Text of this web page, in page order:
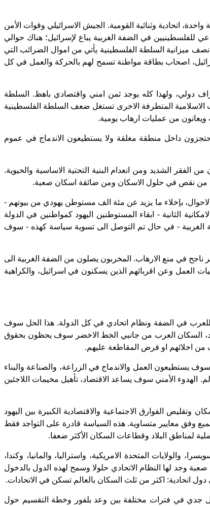
اتحادية وثنائية القومية. الجيش الاسرائيلي وقوات الأمن
التي تتم التجارة بها في السلطة الفلسطينية؛ 85% من الانتاج الصناعي والزراعي للفلسطينيين في الضفة الغربية يباع لإسرائيل؛ هناك حوالي
وحوالي نصف ميزانية السلطة الفلسطينية يأتي من اموال الضرائب التي
الشرقية) هم من سكان اسرائيل، اصحاب بطاقة مواطنة تسمح لهم بالحركة والعمل في كل
دولي، ولهذا كله يوجد ثمن امني واقتصادي باهظ. السلطة
الاسلامية المتطرفة الاخرى تستغل ضعف السلطة الفلسطينية
ويعانون من عمليات ارهاب يومية.
داخل منطقة مغلقة ولا يستطيعون الاندماج في عموم
الشديد ومن انعدام البنية التحتية الاساسية والحيوية.
من نقص في حلول الاسكان ومن ضائقة اسكان صعبة.
بإخلاء ما يزيد عن مئة الف مستوطن يهودي من بيوتهم -
الثانية - ابقاء المستوطنين اليهود كمواطنين في الدولة
الغربية - في حال تم التوصل الى تسوية سياسة كهذه - سوف
ناجح في منع الارهاب. المخربون يصلون من الضفة الغربية الى
العمل وعن اقربائهم الذين يسكنون في اسرائيل، والكراهية
للعرب في الضفة ونظام اتحادي في كل الدولة. هذا الحل سوف
السكان العرب من جانبي الخط الاخضر سوف يحظون بحقوق
من اخلائهم او فرض المقاطعة عليهم.
يستطيعون العمل والاندماج في الزراعة، والصناعة والبناء
الهدوء الأمني سوف يساعد الاقتصاد، تأهيل مخيمات اللاجئين
وتقليص الفوارق الاجتماعية والاقتصادية الكبيرة بين اليهود
وفق معايير متساوية. هذه السياسة قادرة على التواجد فقط
لمناطق البلاد وقطاعات السكان الأكثر ضعفا.
سويسرا، والولايات المتحدة الامريكية، واستراليا، والمانيا، وكندا،
وجد لها النظام الاتحادي حلولا وسمح لهذه الدول بالدخول
دول اتحادية: اكثر من ثلث السكان بالعالم تسكن في الاتحادات.
جدي في فترات مختلفة بين وعد بلفور وخطة التقسيم حول